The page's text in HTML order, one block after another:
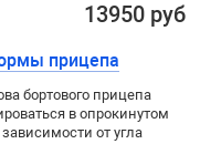
13950 руб
прицепа
бортового прицепа
в опрокинутом
от угла